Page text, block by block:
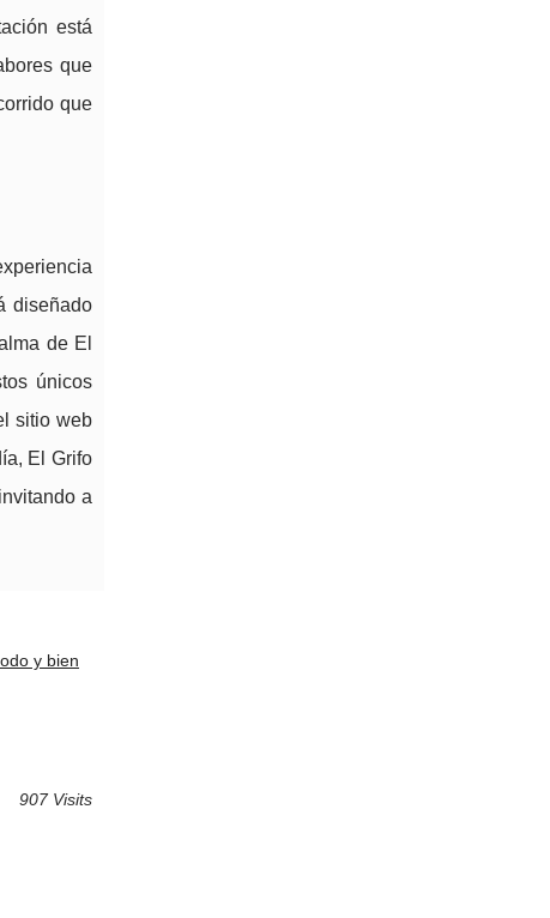
está
que
que
diseñado
de El
únicos
sitio web
El Grifo
a
y bien
907 Visits